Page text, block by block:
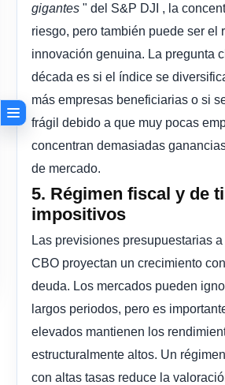
gigantes " del S&P DJI , la
riesgo, pero también puede ser el
innovación genuina. La pregunta
década es si el índice se
más empresas beneficiarias o si
frágil debido a que muy pocas
concentran demasiadas
de mercado.
5. Régimen fiscal y de
impositivos
Las previsiones presupuestarias
CBO proyectan un crecimiento
deuda. Los mercados pueden
largos periodos, pero es
elevados mantienen los
estructuralmente altos. Un
con altas tasas reduce la